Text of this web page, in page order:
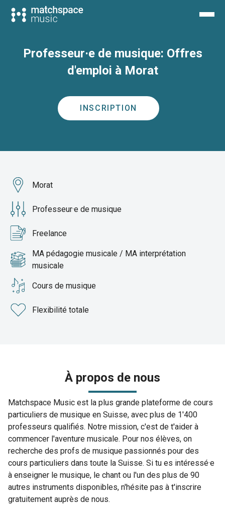
Professeur·e de musique: Offres
d'emploi à Morat
INSCRIPTION
Morat
Professeur·e de musique
Freelance
MA pédagogie musicale / MA interprétation
musicale
Cours de musique
Flexibilité totale
À propos de nous
Matchspace Music est la plus grande plateforme de cours
particuliers de musique en Suisse, avec plus de 1'400
professeurs qualifiés. Notre mission, c'est de t'aider à
commencer l'aventure musicale. Pour nos élèves, on
recherche des profs de musique passionnés pour des
cours particuliers dans toute la Suisse. Si tu es intéressé·e
à enseigner le musique, le chant ou l'un des plus de 90
autres instruments disponibles, n'hésite pas à t'inscrire
gratuitement auprès de nous.